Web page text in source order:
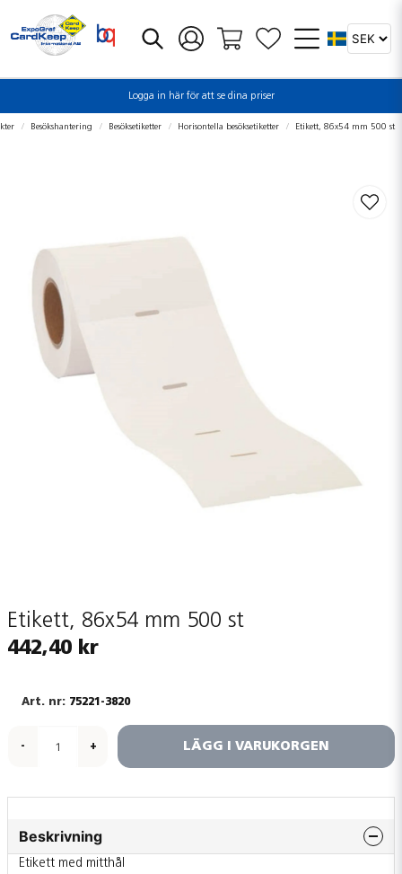
Logga in här för att se dina priser
Besökshantering Besöksetiketter Horisontella besöksetiketter Etikett, 86x54 mm 500 st
Etikett, 86x54 mm 500 st
442,40 kr
75221-3820
- + LÄGG I VARUKORGEN
Beskrivning
Etikett med mitthål